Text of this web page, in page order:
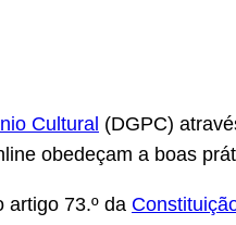
Cultural (DGPC)
obedeçam a boas
artigo 73.º da